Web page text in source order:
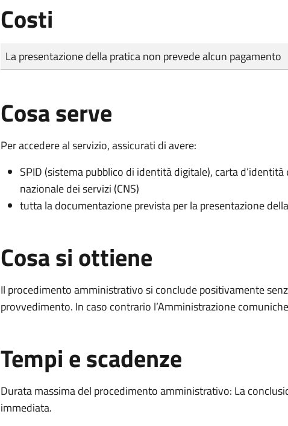
Costi
Tipo di pagamento
Importo
La presentazione della pratica non prevede alcun pagamento
Cosa serve
Per accedere al servizio, assicurati di avere:
SPID (sistema pubblico di identità digitale), carta
nazionale dei servizi (CNS)
tutta la documentazione prevista per la presentazione
Cosa si ottiene
Il procedimento amministrativo si conclude positivamente
provvedimento. In caso contrario l’Amministrazione
Tempi e scadenze
Durata massima del procedimento amministrativo: La
immediata.